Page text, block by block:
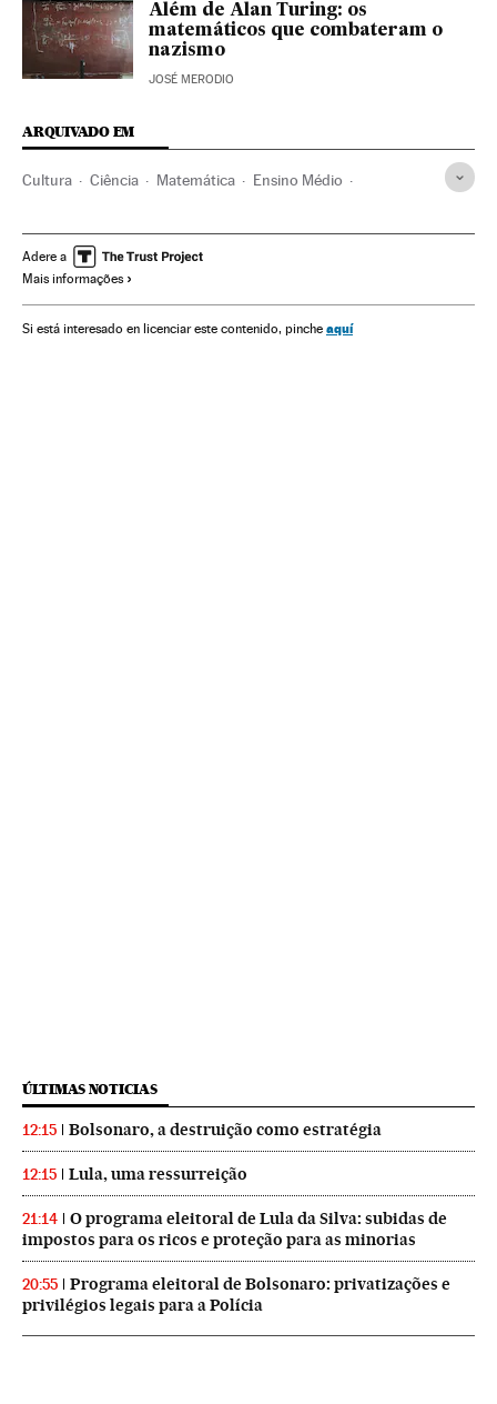
Além de Alan Turing: os
matemáticos que combateram o
nazismo
JOSÉ MERODIO
ARQUIVADO EM
Cultura Ciência Matemática Ensino Médio
Sistema educativo Educação
Adere a
Mais informações
Si está interesado en licenciar este contenido, pinche aquí
ÚLTIMAS NOTICIAS
12:15 Bolsonaro, a destruição como estratégia
12:15 Lula, uma ressurreição
21:14
O programa eleitoral de Lula da Silva: subidas de
impostos para os ricos e proteção para as minorias
20:55
Programa eleitoral de Bolsonaro: privatizações e
privilégios legais para a Polícia